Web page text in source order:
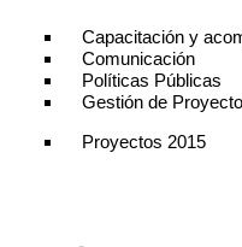
Capacitación y
Comunicación
Políticas Públicas
Gestión de
Proyectos 2015